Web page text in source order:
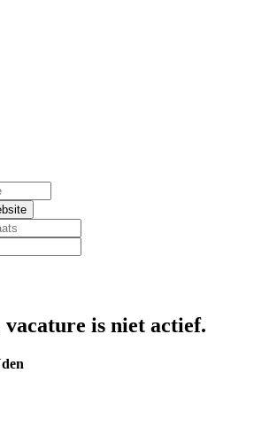
vacature is niet actief.